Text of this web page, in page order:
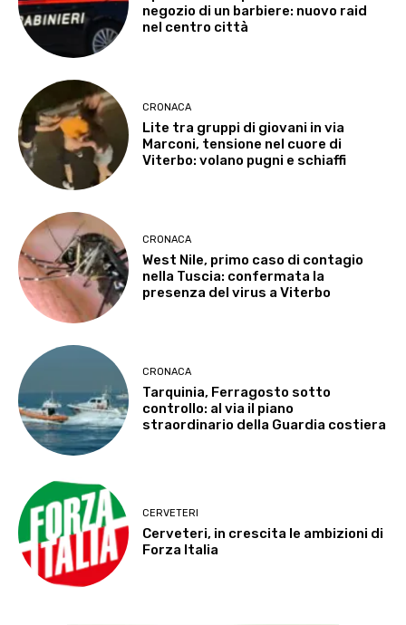
negozio di un barbiere: nuovo raid
nel centro città
CRONACA
Lite tra gruppi di giovani in via
Marconi, tensione nel cuore di
Viterbo: volano pugni e schiaffi
CRONACA
West Nile, primo caso di contagio
nella Tuscia: confermata la
presenza del virus a Viterbo
CRONACA
Tarquinia, Ferragosto sotto
controllo: al via il piano
straordinario della Guardia costiera
CERVETERI
Cerveteri, in crescita le ambizioni di
Forza Italia